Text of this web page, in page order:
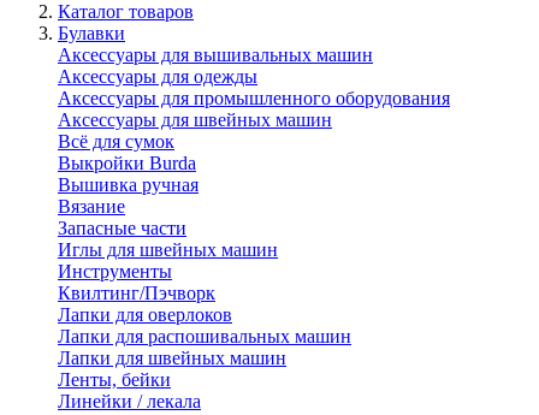
Каталог товаров
Булавки
Аксессуары для вышивальных машин
Аксессуары для одежды
Аксессуары для промышленного оборудования
Аксессуары для швейных машин
Всё для сумок
Выкройки Burda
Вышивка ручная
Вязание
Запасные части
Иглы для швейных машин
Инструменты
Квилтинг/Пэчворк
Лапки для оверлоков
Лапки для распошивальных машин
Лапки для швейных машин
Ленты, бейки
Линейки / лекала